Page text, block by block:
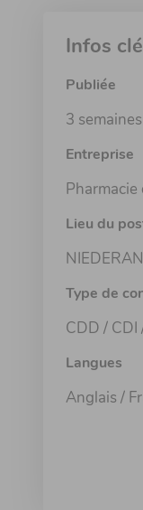
Infos
Publiée
3 semaines
Entreprise
Lieu du
Type de
CDD / CDI
Langues
Anglais /